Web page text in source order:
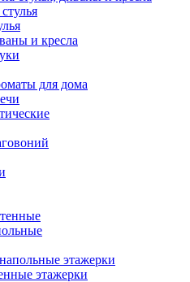
и кресла
для дома
этажерки
этажерки